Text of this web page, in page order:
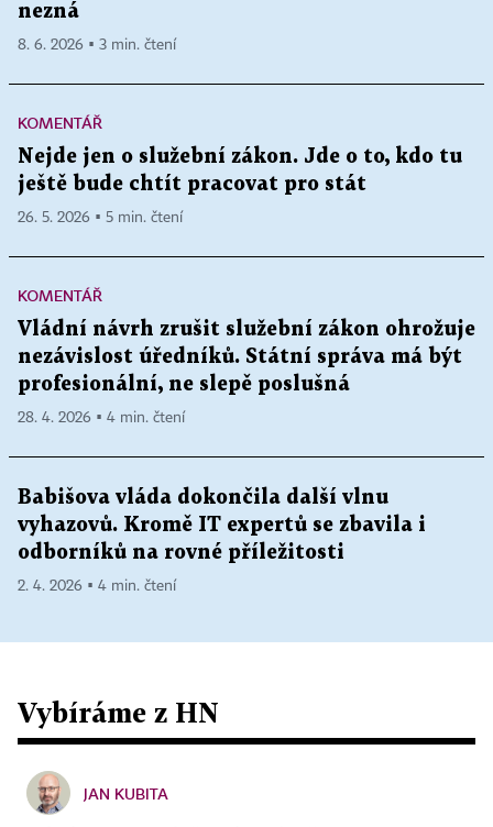
nezná
8. 6. 2026 ▪ 3 min. čtení
KOMENTÁŘ
Nejde jen o služební zákon. Jde o to, kdo tu
ještě bude chtít pracovat pro stát
26. 5. 2026 ▪ 5 min. čtení
KOMENTÁŘ
Vládní návrh zrušit služební zákon ohrožuje
nezávislost úředníků. Státní správa má být
profesionální, ne slepě poslušná
28. 4. 2026 ▪ 4 min. čtení
Babišova vláda dokončila další vlnu
vyhazovů. Kromě IT expertů se zbavila i
odborníků na rovné příležitosti
2. 4. 2026 ▪ 4 min. čtení
Vybíráme z HN
JAN KUBITA